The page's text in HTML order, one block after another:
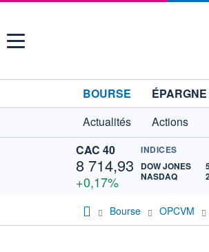
Menu
BOURSE ÉPARGNE
Actualités
Actions
CAC 40
8 714,93
+0,17%
INDICES
DOW JONES
NASDAQ
Bourse OPCVM